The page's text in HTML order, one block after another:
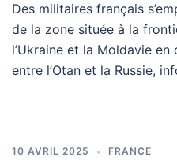
Des militaires français
de la zone située à la
l’Ukraine et la Moldavie
entre l’Otan et la Russie,
10 AVRIL 2025 FRANCE